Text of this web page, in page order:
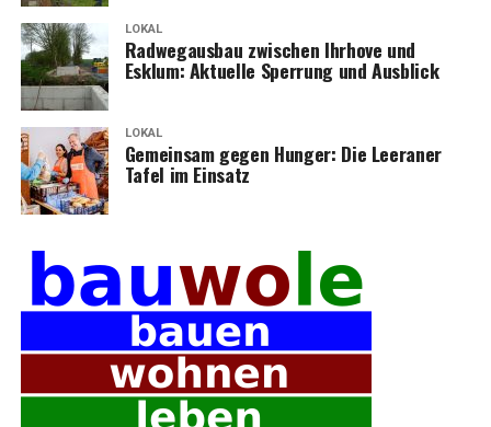
LOKAL
Rad­weg­aus­bau zwi­schen Ihr­ho­ve und
Esklum: Aktu­el­le Sper­rung und Ausblick
LOKAL
Gemein­sam gegen Hun­ger: Die Leera­ner
Tafel im Einsatz